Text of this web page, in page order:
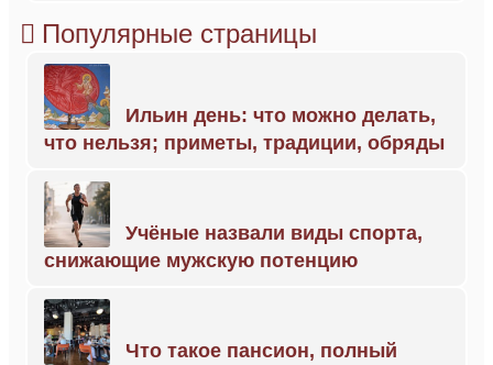
Популярные страницы
Ильин день: что можно делать,
что нельзя; приметы, традиции, обряды
Учёные назвали виды спорта,
снижающие мужскую потенцию
Что такое пансион, полный